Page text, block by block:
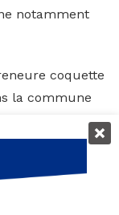
notamment
coquette
la commune
sur le continent
qui